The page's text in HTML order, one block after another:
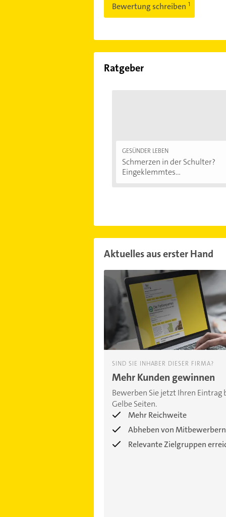
Bewertung schreiben
Ratgeber
GESÜNDER LEBEN
Schmerzen in der Schulter?
Eingeklemmtes...
Aktuelles aus erster Hand
SIND SIE INHABER DIESER FIRMA?
Mehr Kunden gewinnen
Bewerben Sie jetzt Ihren Eintrag
Gelbe Seiten.
Mehr Reichweite
Abheben von Mitbewerbern
Relevante Zielgruppen